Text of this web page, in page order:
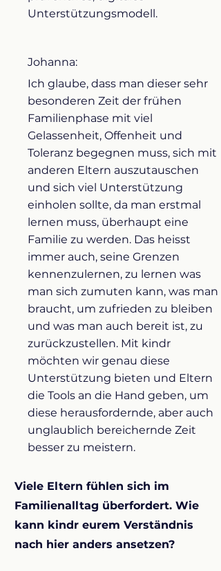
Unterstützungsmodell.
Johanna:
Ich glaube, dass man dieser sehr
besonderen Zeit der frühen
Familienphase mit viel
Gelassenheit, Offenheit und
Toleranz begegnen muss, sich mit
anderen Eltern auszutauschen
und sich viel Unterstützung
einholen sollte, da man erstmal
lernen muss, überhaupt eine
Familie zu werden. Das heisst
immer auch, seine Grenzen
kennenzulernen, zu lernen was
man sich zumuten kann, was man
braucht, um zufrieden zu bleiben
und was man auch bereit ist, zu
zurückzustellen. Mit kindr
möchten wir genau diese
Unterstützung bieten und Eltern
die Tools an die Hand geben, um
diese herausfordernde, aber auch
unglaublich bereichernde Zeit
besser zu meistern.
Viele Eltern fühlen sich im
Familienalltag überfordert. Wie
kann kindr eurem Verständnis
nach hier anders ansetzen?